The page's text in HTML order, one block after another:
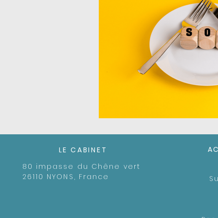
LE CABINET
80 impasse du Chêne vert
26110 NYONS, France